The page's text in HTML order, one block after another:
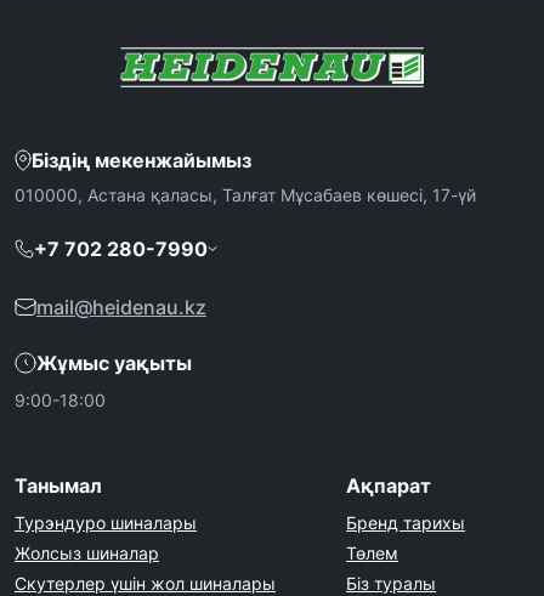
Біздің мекенжайымыз
010000, Астана қаласы, Талғат Мұсабаев көшесі, 17-үй
+7 702 280-7990
mail@heidenau.kz
Жұмыс уақыты
9:00-18:00
Танымал
Турэндуро шиналары
Жолсыз шиналар
Скутерлер үшін жол шиналары
Ақпарат
Бренд тарихы
Төлем
Біз туралы